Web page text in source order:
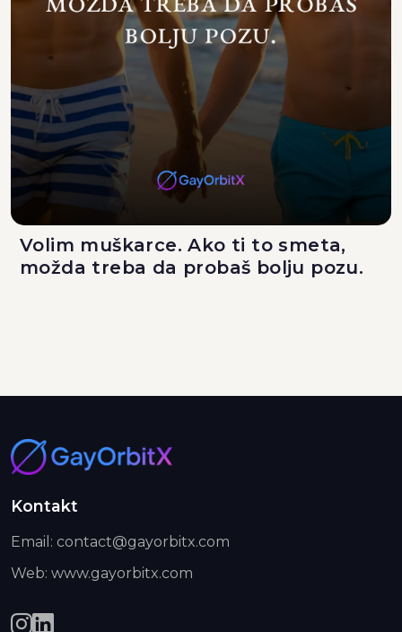
Volim muškarce. Ako ti to smeta,
možda treba da probaš bolju pozu.
Kontakt
Email: contact@gayorbitx.com
Web: www.gayorbitx.com